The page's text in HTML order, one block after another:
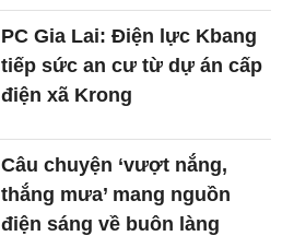
PC Gia Lai: Điện lực Kbang
tiếp sức an cư từ dự án cấp
điện xã Krong
Câu chuyện ‘vượt nắng,
thắng mưa’ mang nguồn
điện sáng về buôn làng